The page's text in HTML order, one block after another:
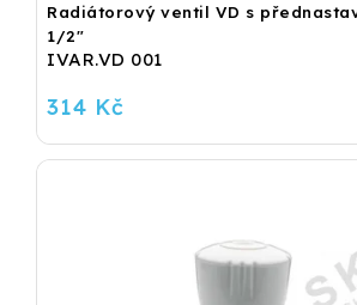
Radiátorový ventil VD s
1/2"
IVAR.VD 001
314 Kč